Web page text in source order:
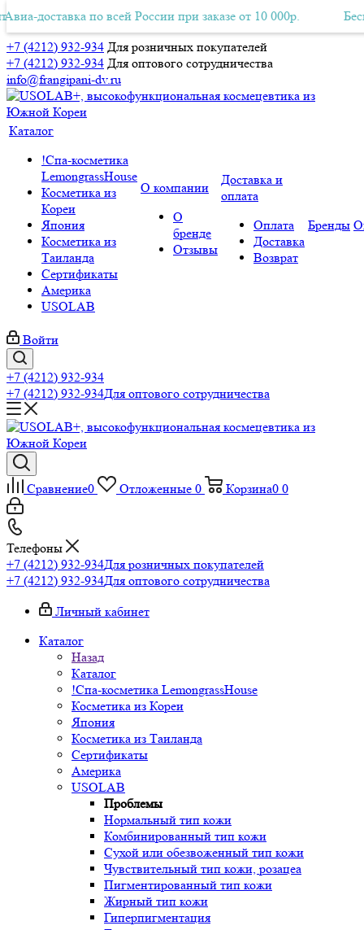
+7 (4212) 932-934 Для розничных покупателей
+7 (4212) 932-934 Для оптового сотрудничества
info@frangipani-dv.ru
Авиа-доставка по всей России при заказе от 10 000р.
доставка по всей России при заказе от 10 000р.
Каталог
!Спа-косметика
LemongrassHouse
Косметика из
Кореи
Япония
Косметика из
Таиланда
Сертификаты
Америка
USOLAB
О компании
О
бренде
Отзывы
Доставка и
оплата
Оплата
Доставка
Возврат
Бренды
Войти
+7 (4212) 932-934
+7 (4212) 932-934Для оптового сотрудничества
Сравнение0 Отложенные 0 Корзина0 0
Телефоны
+7 (4212) 932-934Для розничных покупателей
+7 (4212) 932-934Для оптового сотрудничества
Личный кабинет
Каталог
Назад
Каталог
!Спа-косметика LemongrassHouse
Косметика из Кореи
Япония
Косметика из Таиланда
Сертификаты
Америка
USOLAB
Проблемы
Нормальный тип кожи
Комбинированный тип кожи
Сухой или обезвоженный тип кожи
Чувствительный тип кожи, розацеа
Пигментированный тип кожи
Жирный тип кожи
Гиперпигментация